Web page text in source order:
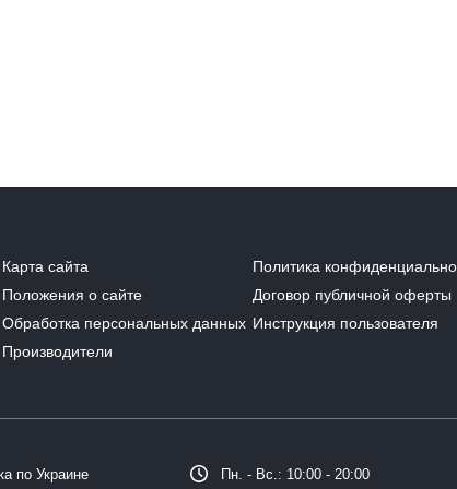
Карта сайта
Политика
Положения о сайте
Договор публичной оферты
Обработка персональных данных Инструкция пользователя
Производители
по Украине Пн. - Вс.: 10:00 - 20:00